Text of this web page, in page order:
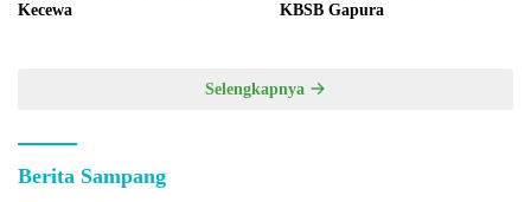
Kecewa
KBSB Gapura
Selengkapnya
Berita Sampang